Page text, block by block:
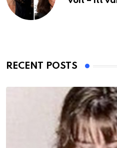
RECENT POSTS